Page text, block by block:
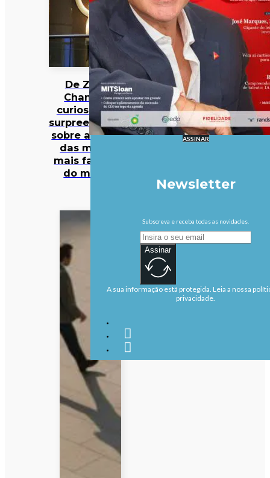
De Zara a
Chanel: 12
curiosidades
surpreendentes
sobre algumas
das marcas
mais famosas
do mundo
ASSINAR
Newsletter
Subscreva e receba todas as novidades.
Assinar
A sua informação está protegida. Leia a nossa
privacidade.